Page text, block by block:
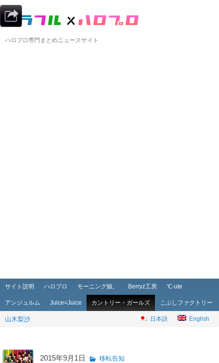
ハロプロ専門まとめニュースサイト
メインメニュー
メインコンテンツへ移動
サブコンテンツへ移動
サイト説明 ハロプロ モーニング娘。 Berryz工房 ℃-ute
アンジュルム Juice=Juice カントリー・ガールズ こぶしファクトリー
山木梨沙 日本語 English
2015年9月1日 移転告知